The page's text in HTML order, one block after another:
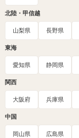
北陸・甲信越
山梨県 長野県
東海
愛知県 静岡県
関西
大阪府 兵庫県
中国
岡山県 広島県